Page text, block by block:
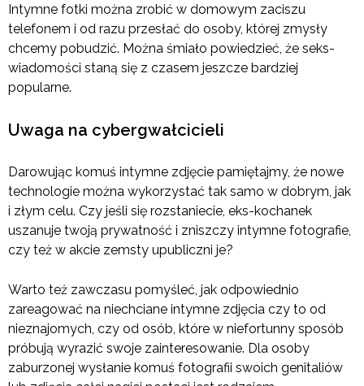
Intymne fotki można zrobić w domowym zaciszu
telefonem i od razu przesłać do osoby, której zmysły
chcemy pobudzić. Można śmiało powiedzieć, że seks-
wiadomości staną się z czasem jeszcze bardziej
popularne.
Uwaga na cybergwałcicieli
Darowując komuś intymne zdjęcie pamiętajmy, że nowe
technologie można wykorzystać tak samo w dobrym, jak
i złym celu. Czy jeśli się rozstaniecie, eks-kochanek
uszanuje twoją prywatność i zniszczy intymne fotografie,
czy też w akcie zemsty upubliczni je?
Warto też zawczasu pomyśleć, jak odpowiednio
zareagować na niechciane intymne zdjęcia czy to od
nieznajomych, czy od osób, które w niefortunny sposób
próbują wyrazić swoje zainteresowanie. Dla osoby
zaburzonej wysłanie komuś fotografii swoich genitaliów